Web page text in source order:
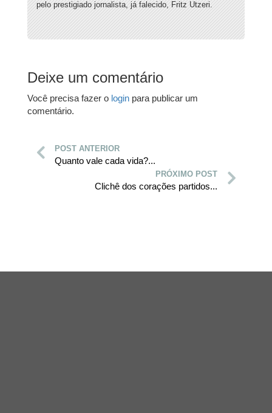
pelo prestigiado jornalista, já falecido, Fritz Utzeri.
Deixe um comentário
Você precisa fazer o login para publicar um
comentário.
POST ANTERIOR
Quanto vale cada vida?...
PRÓXIMO POST
Clichê dos corações partidos...